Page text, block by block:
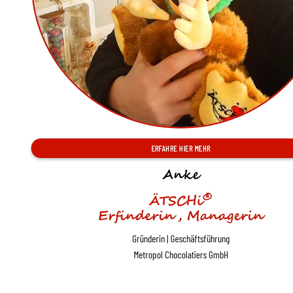
ERFAHRE HIER MEHR
Anke
ÄTSCHi®
Erfinderin, Managerin
Gründerin | Geschäftsführung
Metropol Chocolatiers GmbH